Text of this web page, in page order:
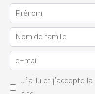
J’ai lu et j'accepte la